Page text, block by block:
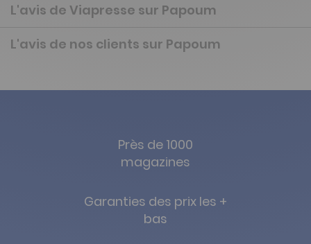
L'avis de Viapresse sur Papoum
L'avis de nos clients sur Papoum
Près de 1000
magazines
Garanties des prix les +
bas